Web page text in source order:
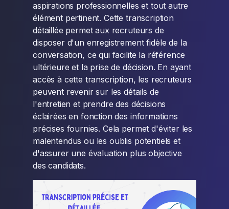
aspirations professionnelles et tout autre
élément pertinent. Cette transcription
détaillée permet aux recruteurs de
disposer d'un enregistrement fidèle de la
conversation, ce qui facilite la référence
ultérieure et la prise de décision. En ayant
accès à cette transcription, les recruteurs
peuvent revenir sur les détails de
l'entretien et prendre des décisions
éclairées en fonction des informations
précises fournies. Cela permet d'éviter les
malentendus ou les oublis potentiels et
d'assurer une évaluation plus objective
des candidats.